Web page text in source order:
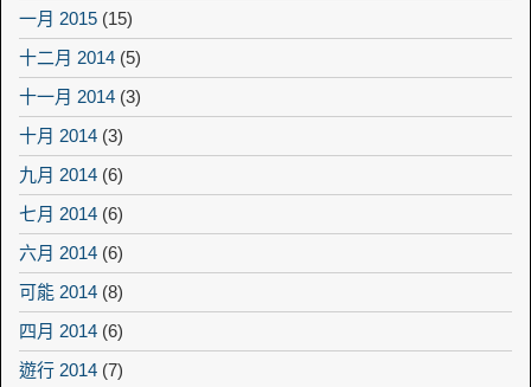
一月 2015 (15)
十二月 2014 (5)
十一月 2014 (3)
十月 2014 (3)
九月 2014 (6)
七月 2014 (6)
六月 2014 (6)
可能 2014 (8)
四月 2014 (6)
遊行 2014 (7)